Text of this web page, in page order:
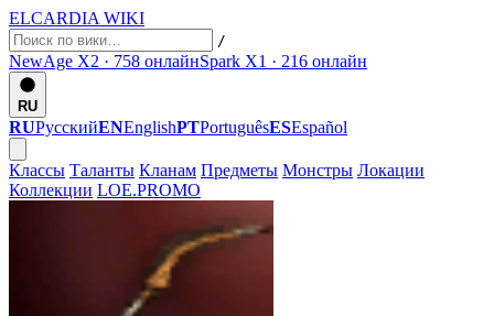
ELCARDIA WIKI
/
NewAge X2 · 758 онлайнSpark X1 · 216 онлайн
RU
RUРусскийENEnglishPTPortuguêsESEspañol
Классы Таланты Кланам Предметы Монстры Локации
Коллекции LOE.PROMO